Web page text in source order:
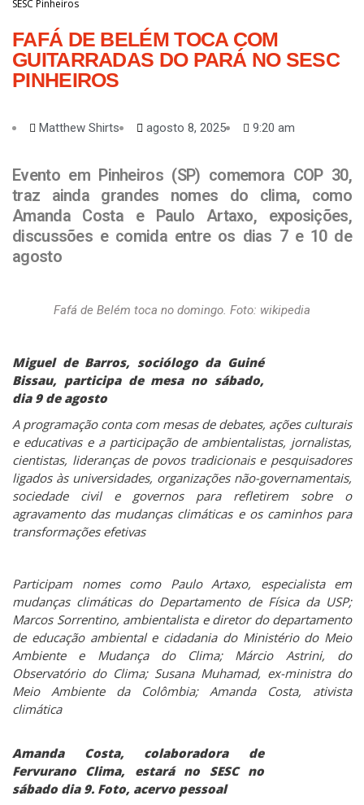
SESC Pinheiros
FAFÁ DE BELÉM TOCA COM
GUITARRADAS DO PARÁ NO SESC
PINHEIROS
Matthew Shirts agosto 8, 2025 9:20 am
Evento em Pinheiros (SP) comemora COP 30,
traz ainda grandes nomes do clima, como
Amanda Costa e Paulo Artaxo, exposições,
discussões e comida entre os dias 7 e 10 de
agosto
Fafá de Belém toca no domingo. Foto: wikipedia
Miguel de Barros, sociólogo da Guiné
Bissau, participa de mesa no sábado,
dia 9 de agosto
A programação conta com mesas de debates, ações culturais
e educativas e a participação de ambientalistas, jornalistas,
cientistas, lideranças de povos tradicionais e pesquisadores
ligados às universidades, organizações não-governamentais,
sociedade civil e governos para refletirem sobre o
agravamento das mudanças climáticas e os caminhos para
transformações efetivas
Participam nomes como Paulo Artaxo, especialista em
mudanças climáticas do Departamento de Física da USP;
Marcos Sorrentino, ambientalista e diretor do departamento
de educação ambiental e cidadania do Ministério do Meio
Ambiente e Mudança do Clima; Márcio Astrini, do
Observatório do Clima; Susana Muhamad, ex-ministra do
Meio Ambiente da Colômbia; Amanda Costa, ativista
climática
Amanda Costa, colaboradora de
Fervurano Clima, estará no SESC no
sábado dia 9. Foto, acervo pessoal